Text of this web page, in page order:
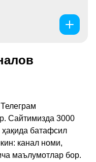
Сайтимизда 3000
ҳақида батафсил
канал номи,
маълумотлар бор.